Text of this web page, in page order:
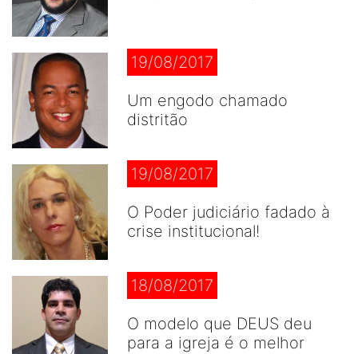
19/08/2017
Um engodo chamado
distritão
19/08/2017
O Poder judiciário fadado à
crise institucional!
18/08/2017
O modelo que DEUS deu
para a igreja é o melhor